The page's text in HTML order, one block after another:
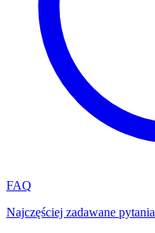
FAQ
Najczęściej zadawane pytania